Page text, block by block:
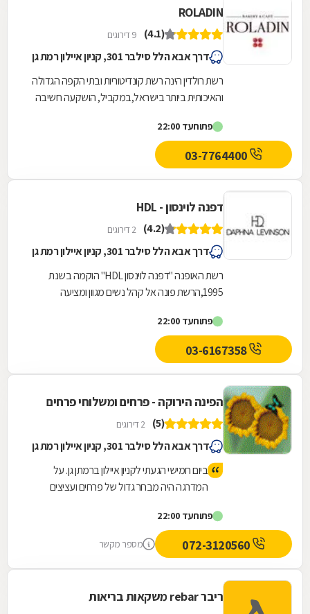
ROLADIN
(4.1) 9 דירוגים
דרך אבא הלל סילבר 301, קניון איילון רמת גן
רשת רולדין הינה רשת קונדיטוריות ובתי הקפה הגדולה
והאיכותית ביותר בישראל,במקביל, הושקעה חשיבה
מנת...
פתוחעד 22:00
03-7764400
דפנה לוינסון - HDL
(4.2) 2 דירוגים
דרך אבא הלל סילבר 301, קניון איילון רמת גן
רשת האופנה "דפנה לוינסון HDL" הוקמה בשנת
1995,הרשת פונה אל קהל נשים מגוון ומציעה
ייחודיות לקהל...
פתוחעד 22:00
03-6167358
הפינה הירוקה - פרחים ומשלוחי פרחים
(5) 2 דירוגים
דרך אבא הלל סילבר 301, קניון איילון רמת גן
ביום חמישי הגעתי לקניון איילון ברמתן גן. על
המדרגה היה מבחר גדול של פרחים ועציצים
ושאלתי לטווח המחירים של הפרחים המוצעים.
בחרתי זר לטעמי, המוכר הוסיף לי סרט לצלופן.
היה יחס אדיב, והיה כיף לקנות בחנות יפה ומלאה
בסוגי פרחים שונים וטריים, עציצים ובלונים לכל
פתוחעד 22:00
מספר מקשר
ריבר rebar משקאות בריאות